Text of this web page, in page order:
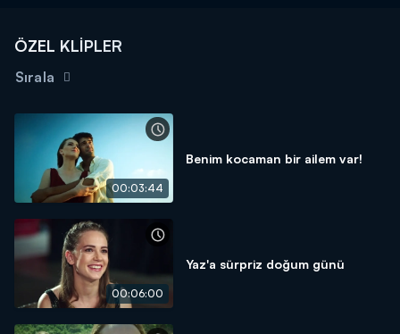
ÖZEL KLİPLER
Sırala
00:03:44
Benim kocaman bir ailem var!
00:06:00
Yaz'a sürpriz doğum günü